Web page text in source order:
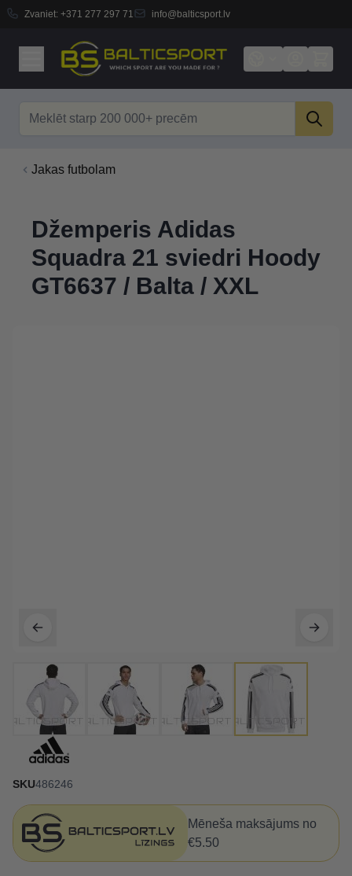
Zvaniet: +371 277 297 71 info@balticsport.lv
Jakas futbolam
Džemperis Adidas
Squadra 21 sviedri Hoody
GT6637 / Balta / XXL
SKU486246
Mēneša maksājums no
€5.50